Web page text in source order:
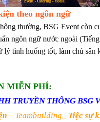
theo ngôn ngữ
thường, BSG Event còn
ngôn ngữ nước ngoài
lý tình huống tốt, làm chủ
MIỄN PHÍ:
TRUYỀN THÔNG BSG
– Teambuilding_ Tiệc sự